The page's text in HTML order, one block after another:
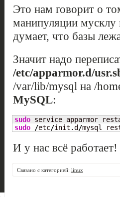
Это нам говорит о
манипуляции мусклу
думает, что базы
Значит надо
/etc/apparmor.d/
/var/lib/mysql на /
MySQL:
sudo
sudo
/etc/init.d/mysql
И у нас всё
Связано с категорией: linux